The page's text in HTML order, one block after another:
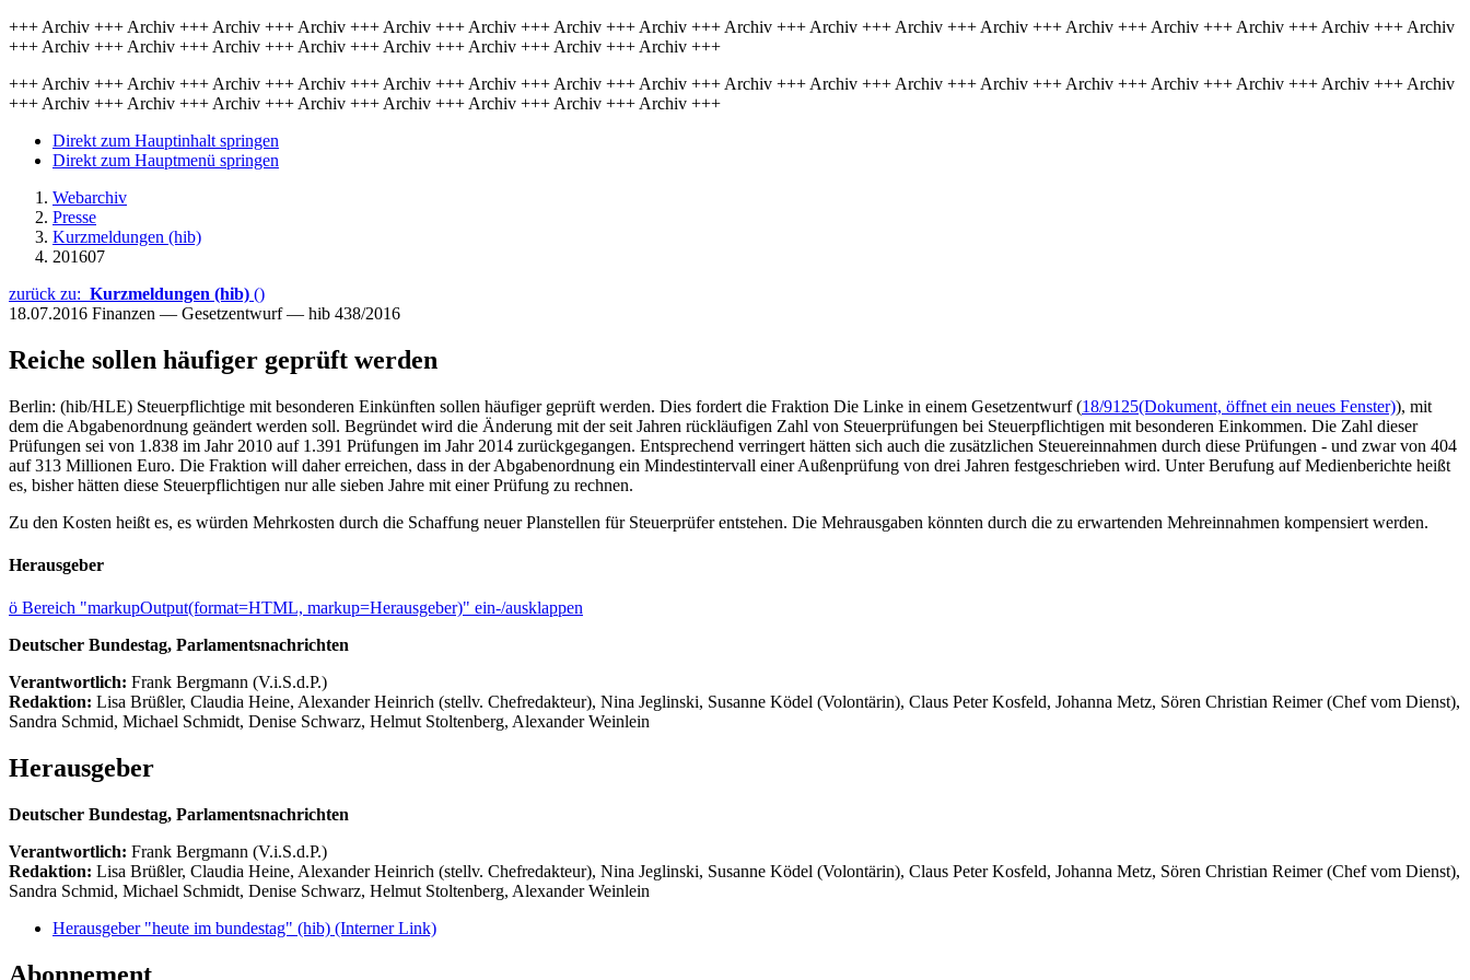
+++ Archiv +++ Archiv +++ Archiv +++ Archiv +++ Archiv +++ Archiv +++ Archiv +++ Archiv +++ Archiv +++ Archiv +++ Archiv +++ Archiv +++ Archiv +++ Archiv +++ Archiv +++ Archiv +++ Archiv
+++ Archiv +++ Archiv +++ Archiv +++ Archiv +++ Archiv +++ Archiv +++ Archiv +++ Archiv +++
+++ Archiv +++ Archiv +++ Archiv +++ Archiv +++ Archiv +++ Archiv +++ Archiv +++ Archiv +++ Archiv +++ Archiv +++ Archiv +++ Archiv +++ Archiv +++ Archiv +++ Archiv +++ Archiv +++ Archiv
+++ Archiv +++ Archiv +++ Archiv +++ Archiv +++ Archiv +++ Archiv +++ Archiv +++ Archiv +++
Direkt zum Hauptinhalt springen
Direkt zum Hauptmenü springen
Webarchiv
Presse
Kurzmeldungen (hib)
201607
zurück zu: Kurzmeldungen (hib) ()
18.07.2016 Finanzen — Gesetzentwurf — hib 438/2016
Reiche sollen häufiger geprüft werden
Berlin: (hib/HLE) Steuerpflichtige mit besonderen Einkünften sollen häufiger geprüft werden. Dies fordert die Fraktion Die Linke in einem Gesetzentwurf (18/9125(Dokument, öffnet ein neues Fenster)), mit
dem die Abgabenordnung geändert werden soll. Begründet wird die Änderung mit der seit Jahren rückläufigen Zahl von Steuerprüfungen bei Steuerpflichtigen mit besonderen Einkommen. Die Zahl dieser
Prüfungen sei von 1.838 im Jahr 2010 auf 1.391 Prüfungen im Jahr 2014 zurückgegangen. Entsprechend verringert hätten sich auch die zusätzlichen Steuereinnahmen durch diese Prüfungen - und zwar von 404
auf 313 Millionen Euro. Die Fraktion will daher erreichen, dass in der Abgabenordnung ein Mindestintervall einer Außenprüfung von drei Jahren festgeschrieben wird. Unter Berufung auf Medienberichte heißt
es, bisher hätten diese Steuerpflichtigen nur alle sieben Jahre mit einer Prüfung zu rechnen.
Zu den Kosten heißt es, es würden Mehrkosten durch die Schaffung neuer Planstellen für Steuerprüfer entstehen. Die Mehrausgaben könnten durch die zu erwartenden Mehreinnahmen kompensiert werden.
Herausgeber
ö Bereich "markupOutput(format=HTML, markup=Herausgeber)" ein-/ausklappen
Deutscher Bundestag, Parlamentsnachrichten
Verantwortlich: Frank Bergmann (V.i.S.d.P.)
Redaktion: Lisa Brüßler, Claudia Heine, Alexander Heinrich (stellv. Chefredakteur), Nina Jeglinski, Susanne Ködel (Volontärin), Claus Peter Kosfeld, Johanna Metz, Sören Christian Reimer (Chef vom Dienst),
Sandra Schmid, Michael Schmidt, Denise Schwarz, Helmut Stoltenberg, Alexander Weinlein
Herausgeber
Deutscher Bundestag, Parlamentsnachrichten
Verantwortlich: Frank Bergmann (V.i.S.d.P.)
Redaktion: Lisa Brüßler, Claudia Heine, Alexander Heinrich (stellv. Chefredakteur), Nina Jeglinski, Susanne Ködel (Volontärin), Claus Peter Kosfeld, Johanna Metz, Sören Christian Reimer (Chef vom Dienst),
Sandra Schmid, Michael Schmidt, Denise Schwarz, Helmut Stoltenberg, Alexander Weinlein
Herausgeber "heute im bundestag" (hib) (Interner Link)